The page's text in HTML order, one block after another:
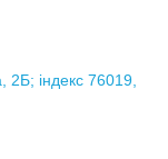
2Б; індекс 76019,